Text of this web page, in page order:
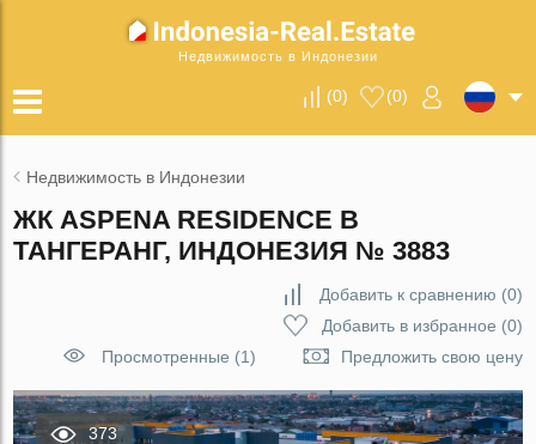
Недвижимость в Индонезии
(0) (0)
Недвижимость в Индонезии
ЖК ASPENA RESIDENCE В
ТАНГЕРАНГ, ИНДОНЕЗИЯ № 3883
Добавить к сравнению (0)
Добавить в избранное (0)
Просмотренные (1)
Предложить свою цену
373